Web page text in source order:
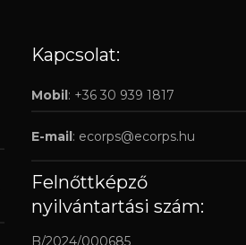
Kapcsolat:
Mobil: +36 30 939 1817
E-mail: ecorps@ecorps.hu
Felnőttképző
nyilvántartási szám:
B/2024/000685